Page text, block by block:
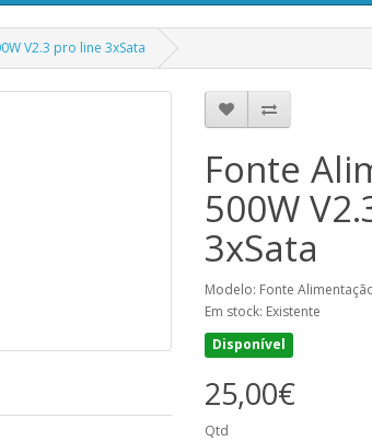
V2.3 pro line 3xSata
Fonte
500W
3xSata
Modelo: Fonte
Em stock: Existente
Disponível
25,00€
Qtd